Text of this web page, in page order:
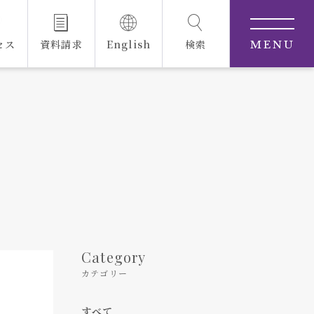
ス 資料請求 English 検索 MENU
Category
カテゴリー
すべて